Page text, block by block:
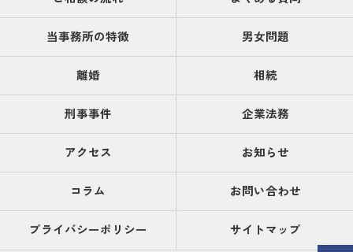
当事務所の特徴 男女問題
離婚 相続
刑事事件 企業法務
アクセス お知らせ
コラム お問い合わせ
プライバシーポリシー サイトマップ